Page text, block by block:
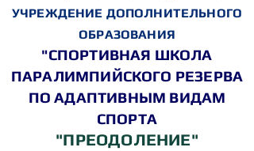
УЧРЕЖДЕНИЕ ДОПОЛНИТЕЛЬНОГО
ОБРАЗОВАНИЯ
"СПОРТИВНАЯ ШКОЛА
ПАРАЛИМПИЙСКОГО РЕЗЕРВА
ПО АДАПТИВНЫМ ВИДАМ
СПОРТА
"ПРЕОДОЛЕНИЕ"